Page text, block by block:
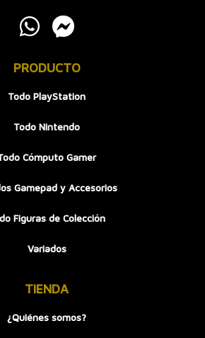
PRODUCTO
Todo PlayStation
Todo Nintendo
Cómputo Gamer
Gamepad y Accesorios
Figuras de Colección
Variados
TIENDA
¿Quiénes somos?